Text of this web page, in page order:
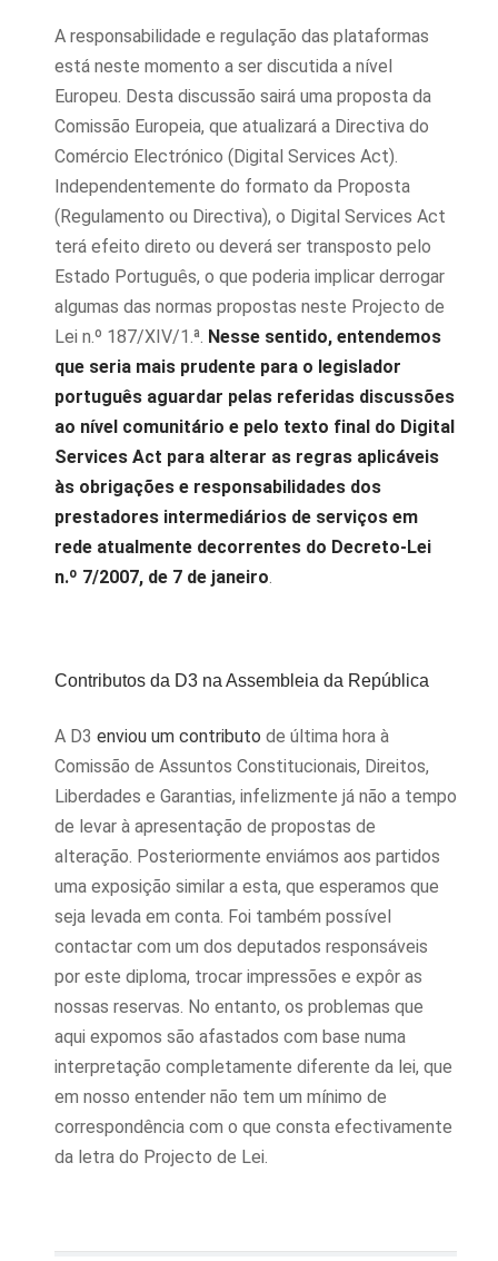
A responsabilidade e regulação das plataformas
está neste momento a ser discutida a nível
Europeu. Desta discussão sairá uma proposta da
Comissão Europeia, que atualizará a Directiva do
Comércio Electrónico (Digital Services Act).
Independentemente do formato da Proposta
(Regulamento ou Directiva), o Digital Services Act
terá efeito direto ou deverá ser transposto pelo
Estado Português, o que poderia implicar derrogar
algumas das normas propostas neste Projecto de
Lei n.º 187/XIV/1.ª. Nesse sentido, entendemos
que seria mais prudente para o legislador
português aguardar pelas referidas discussões
ao nível comunitário e pelo texto final do Digital
Services Act para alterar as regras aplicáveis
às obrigações e responsabilidades dos
prestadores intermediários de serviços em
rede atualmente decorrentes do Decreto-Lei
n.º 7/2007, de 7 de janeiro.
Contributos da D3 na Assembleia da República
A D3 enviou um contributo de última hora à
Comissão de Assuntos Constitucionais, Direitos,
Liberdades e Garantias, infelizmente já não a tempo
de levar à apresentação de propostas de
alteração. Posteriormente enviámos aos partidos
uma exposição similar a esta, que esperamos que
seja levada em conta. Foi também possível
contactar com um dos deputados responsáveis
por este diploma, trocar impressões e expôr as
nossas reservas. No entanto, os problemas que
aqui expomos são afastados com base numa
interpretação completamente diferente da lei, que
em nosso entender não tem um mínimo de
correspondência com o que consta efectivamente
da letra do Projecto de Lei.